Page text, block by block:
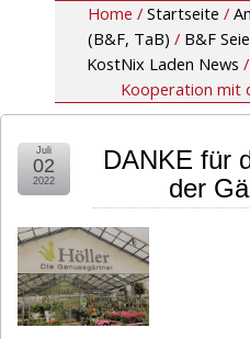
Home / Startseite /
(B&F, TaB) / B&F
KostNix Laden News /
Kooperation mit
DANKE für
der
Juli
02
2022